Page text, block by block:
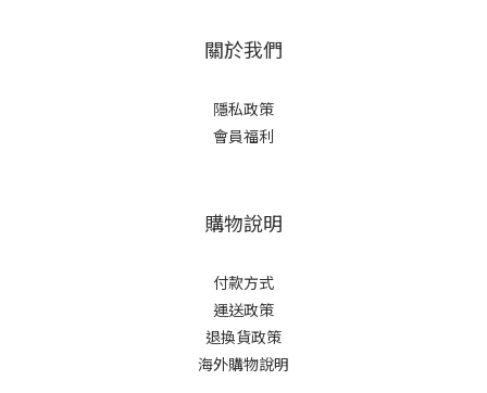
關於我們
隱私政策
會員福利
購物說明
付款方式
運送政策
退換貨政策
海外購物說明